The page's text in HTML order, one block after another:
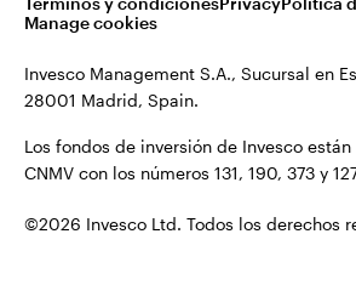
Manage cookies
Invesco Management S.A., Sucursal en
28001 Madrid, Spain.
Los fondos de inversión de Invesco
CNMV con los números 131, 190, 373 y
©2026 Invesco Ltd. Todos los derechos